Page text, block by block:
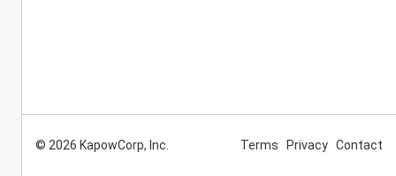
© 2026 KapowCorp, Inc. Terms Privacy Contact